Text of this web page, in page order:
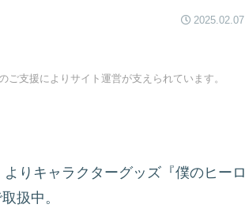
2025.02.07
支援によりサイト運営が支えられています。
りキャラクターグッズ『僕のヒーロ
扱中。